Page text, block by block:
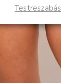
Testreszabás